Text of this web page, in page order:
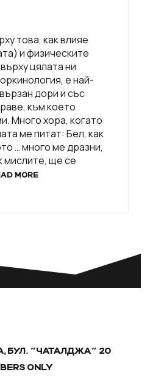
това, как влияе
и физическите
цялата ни
е най-
дори и със
към което
Много хора, когато
ме питат: Бел, как
… много ме дразни,
мислите, ще се
MORE
БУЛ. "ЧАТАЛДЖА" 20
ONLY